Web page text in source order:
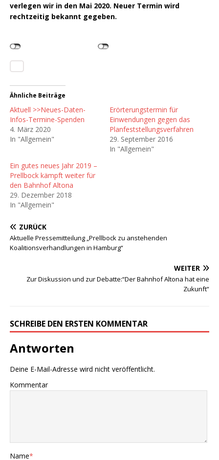
verlegen wir in den Mai 2020. Neuer Termin wird
rechtzeitig bekannt gegeben.
Ähnliche Beiträge
Aktuell >>Neues-Daten-
Infos-Termine-Spenden
4. März 2020
In "Allgemein"
Erörterungstermin für
Einwendungen gegen das
Planfeststellungsverfahren
29. September 2016
In "Allgemein"
Ein gutes neues Jahr 2019 –
Prellbock kämpft weiter für
den Bahnhof Altona
29. Dezember 2018
In "Allgemein"
ZURÜCK
Aktuelle Pressemitteilung „Prellbock zu anstehenden
Koalitionsverhandlungen in Hamburg“
WEITER
Zur Diskussion und zur Debatte:“Der Bahnhof Altona hat eine
Zukunft“
SCHREIBE DEN ERSTEN KOMMENTAR
Antworten
Deine E-Mail-Adresse wird nicht veröffentlicht.
Kommentar
Name*